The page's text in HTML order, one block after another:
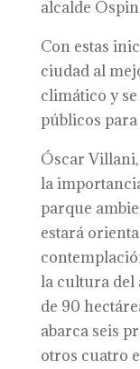
alcalde
Con estas
ciudad al
climático y
públicos
Óscar
la
parque
estará
la cultura del
de 90
abarca seis
otros cuatro